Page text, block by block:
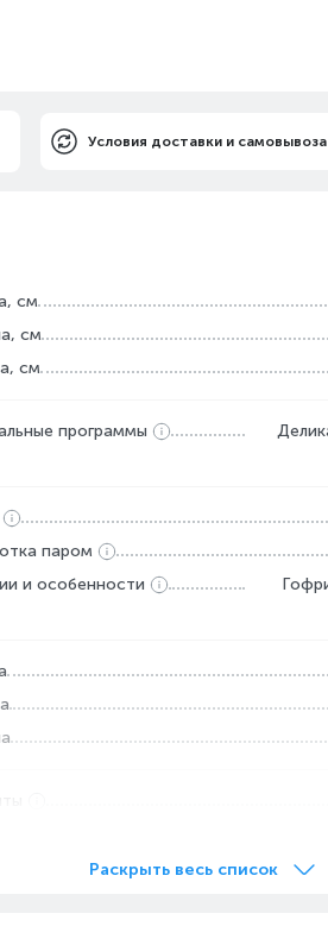
Условия доставки и самовывоза
см
см
см
программы
паром
и особенности
Раскрыть весь список